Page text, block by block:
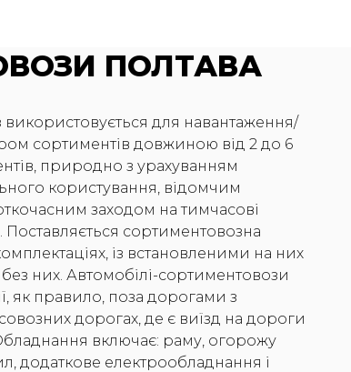
ПОЛТАВА
для навантаження/
сортиментів довжиною від 2 до 6
природно з урахуванням
користування, відомчим
заходом на тимчасові
сортиментовозна
із встановленими на них
них. Автомобілі-сортиментовози
як правило, поза дорогами з
дорогах, де є виїзд на дороги
включає: раму, огорожу
додаткове електрообладнання і